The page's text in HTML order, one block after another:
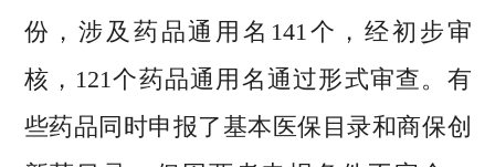
份，涉及药品通用名141个，经初步审
核，121个药品通用名通过形式审查。有
些药品同时申报了基本医保目录和商保创